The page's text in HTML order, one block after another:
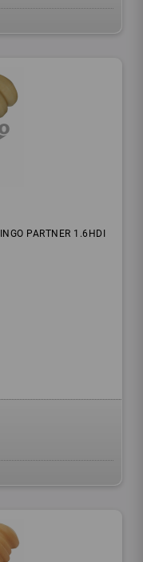
PARTNER 1.6HDI